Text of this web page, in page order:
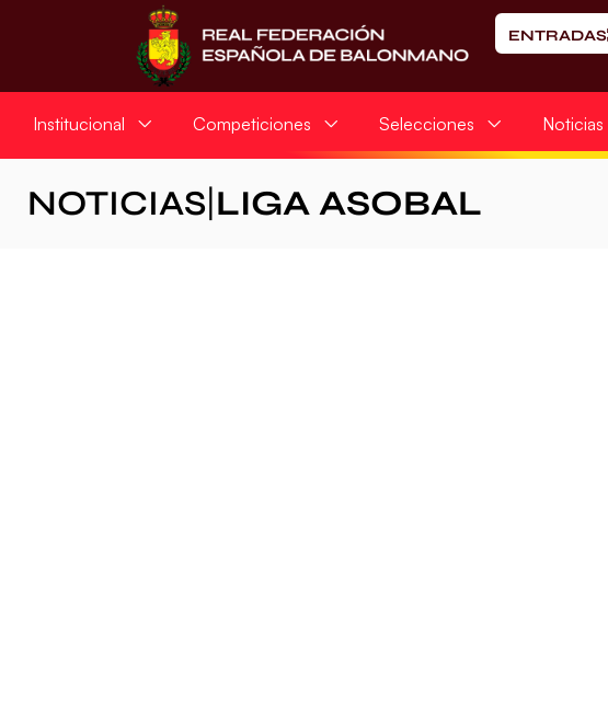
ENTRADAS
Institucional Competiciones Selecciones Noticias
NOTICIAS LIGA ASOBAL